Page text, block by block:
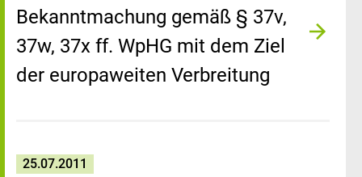
Bekanntmachung gemäß § 37v,
37w, 37x ff. WpHG mit dem Ziel
der europaweiten Verbreitung
25.07.2011